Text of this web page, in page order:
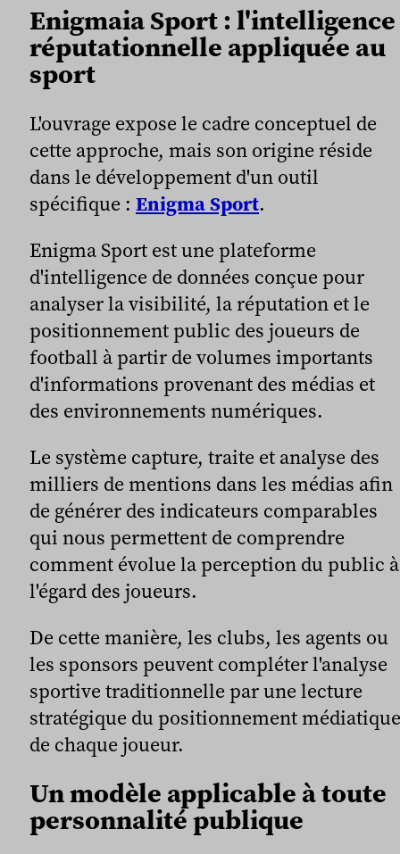
Enigmaia Sport : l'intelligence
réputationnelle appliquée au
sport
L'ouvrage expose le cadre conceptuel de
cette approche, mais son origine réside
dans le développement d'un outil
spécifique : Enigma Sport.
Enigma Sport est une plateforme
d'intelligence de données conçue pour
analyser la visibilité, la réputation et le
positionnement public des joueurs de
football à partir de volumes importants
d'informations provenant des médias et
des environnements numériques.
Le système capture, traite et analyse des
milliers de mentions dans les médias afin
de générer des indicateurs comparables
qui nous permettent de comprendre
comment évolue la perception du public à
l'égard des joueurs.
De cette manière, les clubs, les agents ou
les sponsors peuvent compléter l'analyse
sportive traditionnelle par une lecture
stratégique du positionnement médiatique
de chaque joueur.
Un modèle applicable à toute
personnalité publique